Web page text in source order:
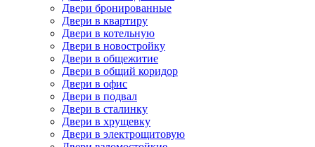
Двери бронированные
Двери в квартиру
Двери в котельную
Двери в новостройку
Двери в общежитие
Двери в общий коридор
Двери в офис
Двери в подвал
Двери в сталинку
Двери в хрущевку
Двери в электрощитовую